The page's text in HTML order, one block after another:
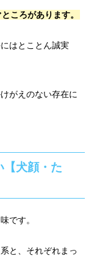
ころがあります。
はとことん誠実
がえのない存在に
【犬顔・た
です。
と、それぞれまっ